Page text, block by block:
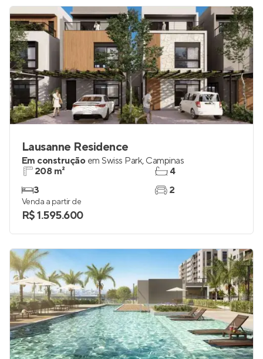
Lausanne Residence
Em construção em Swiss Park, Campinas
208 m²
3
4
2
Venda a partir de
R$ 1.595.600